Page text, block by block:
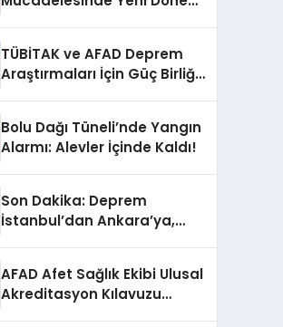
TÜBİTAK ve AFAD Deprem
Araştırmaları İçin Güç Birliği
Bolu Dağı Tüneli’nde Yangın
Alarmı: Alevler İçinde Kaldı!
Son Dakika: Deprem
İstanbul’dan Ankara’ya,
Sarsıcı Gelişmeler 6 Ağustos
2026
AFAD Afet Sağlık Ekibi Ulusal
Akreditasyon Kılavuzu